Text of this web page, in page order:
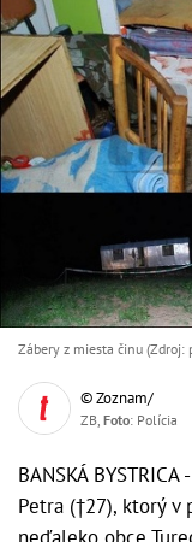
Zábery z miesta činu (Zdroj:
© Zoznam/
ZB, Foto: Polícia
BANSKÁ
Petra (†27), ktorý v